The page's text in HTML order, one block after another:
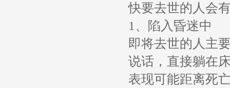
快要去世的人会
1、陷入昏迷中
即将去世的人主
说话，直接躺在
表现可能距离死